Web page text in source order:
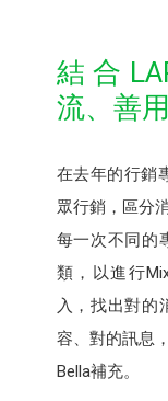
結合
流、善
在去年的行銷
眾行銷，區分
每一次不同的
類，以進行
入，找出對的
容、對的訊息
Bella補充。